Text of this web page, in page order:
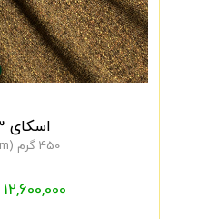
اسکای 13
450 گرم (1.4m)
12,600,000 ریال